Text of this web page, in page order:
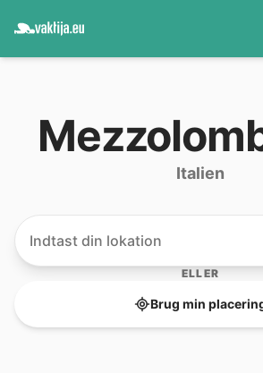
Italien
ELLER
Brug min